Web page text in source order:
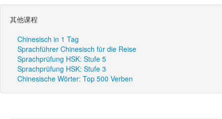
其他课程
Chinesisch in 1 Tag
Sprachführer Chinesisch für die Reise
Sprachprüfung HSK: Stufe 5
Sprachprüfung HSK: Stufe 3
Chinesische Wörter: Top 500 Verben